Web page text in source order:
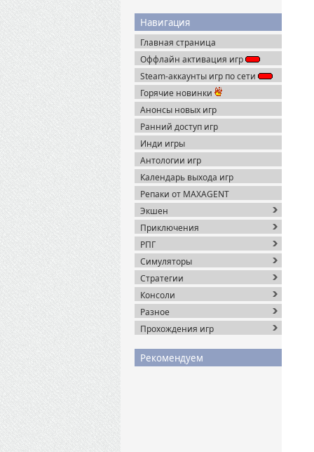
Навигация
Главная страница
Оффлайн активация игр
Steam-аккаунты игр по сети
Горячие новинки
Анонсы новых игр
Ранний доступ игр
Инди игры
Антологии игр
Календарь выхода игр
Репаки от MAXAGENT
Экшен
Приключения
РПГ
Симуляторы
Стратегии
Консоли
Разное
Прохождения игр
Рекомендуем